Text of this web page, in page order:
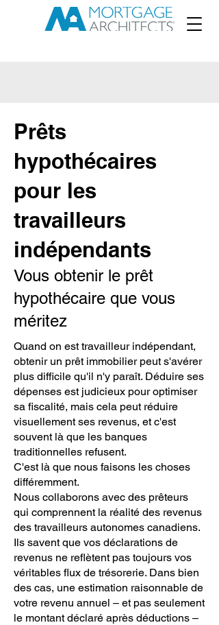
Prêts
hypothécaires
pour les
travailleurs
indépendants
Vous obtenir le prêt
hypothécaire que vous
méritez
Quand on est travailleur indépendant,
obtenir un prêt immobilier peut s'avérer
plus difficile qu'il n'y paraît. Déduire ses
dépenses est judicieux pour optimiser
sa fiscalité, mais cela peut réduire
visuellement ses revenus, et c'est
souvent là que les banques
traditionnelles refusent.
C'est là que nous faisons les choses
différemment.
Nous collaborons avec des prêteurs
qui comprennent la réalité des revenus
des travailleurs autonomes canadiens.
Ils savent que vos déclarations de
revenus ne reflètent pas toujours vos
véritables flux de trésorerie. Dans bien
des cas, une estimation raisonnable de
votre revenu annuel – et pas seulement
le montant déclaré après déductions –